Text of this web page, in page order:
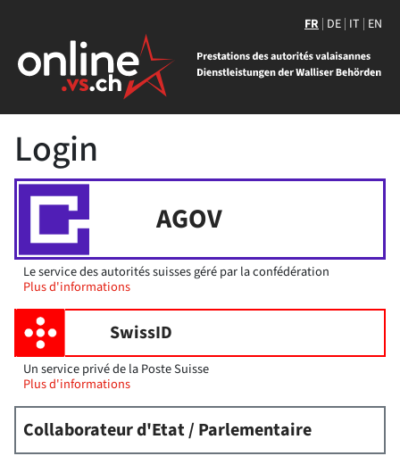
FR DE IT EN
Login
AGOV
Le service des autorités suisses géré par la confédération
Plus d'informations
SwissID
Un service privé de la Poste Suisse
Plus d'informations
Collaborateur d'Etat / Parlementaire